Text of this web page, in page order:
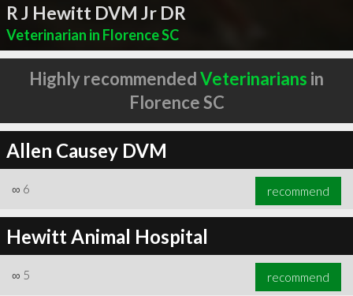
R J Hewitt DVM Jr DR
Veterinarian in Florence SC
Highly recommendedVeterinarians in
Florence SC
Allen Causey DVM
∞ 6 recommend
Hewitt Animal Hospital
∞ 5 recommend